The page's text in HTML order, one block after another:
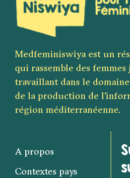
Medfeminiswiya est un
qui rassemble des
travaillant dans le
de la production de
région méditerranéenne.
A propos
Contextes pays